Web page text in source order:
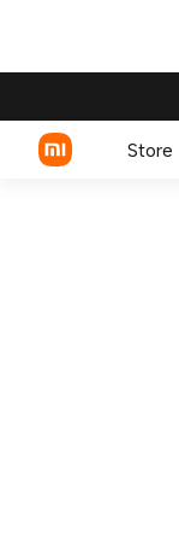
Store